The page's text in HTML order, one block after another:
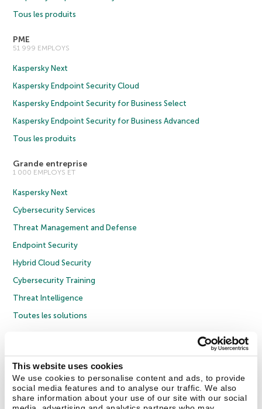
This website uses cookies
We use cookies to personalise content and ads, to provide
social media features and to analyse our traffic. We also
share information about your use of our site with our social
Tous les produits
PME
51 999 EMPLOYS
Kaspersky Next
Kaspersky Endpoint Security Cloud
Kaspersky Endpoint Security for Business Select
Kaspersky Endpoint Security for Business Advanced
Tous les produits
Grande entreprise
1 000 EMPLOYS ET
Kaspersky Next
Cybersecurity Services
Threat Management and Defense
Endpoint Security
Hybrid Cloud Security
Cybersecurity Training
Threat Intelligence
Toutes les solutions
Politique de confidentialité
Politique anticorruption
Contrat de licence grand public
Contrat de licence entreprises
Cookies
Nous contacter À propos Partenaires Blog Communiqués de presse